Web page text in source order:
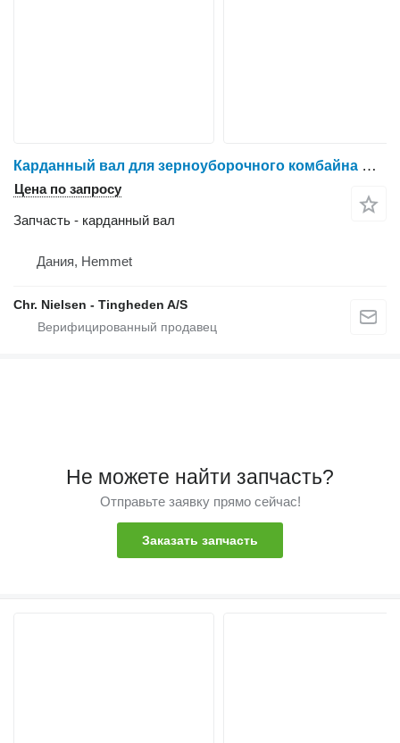
Карданный вал для зерноуборочного комбайна Dronningborg D1650
Цена по запросу
Запчасть - карданный вал
Дания, Hemmet
Chr. Nielsen - Tingheden A/S
Не можете найти запчасть?
Отправьте заявку прямо сейчас!
Заказать запчасть